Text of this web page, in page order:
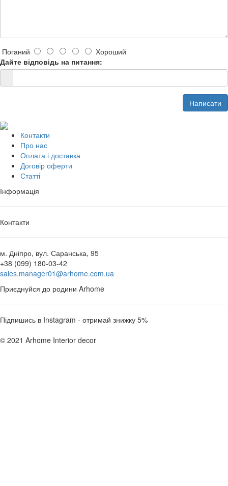
Поганий
Хороший
Дайте відповідь на питання:
Написати
Контакти
Про нас
Оплата і доставка
Договір оферти
Статті
Інформація
Контакти
м. Дніпро, вул. Саранська, 95
+38 (099) 180-03-42
sales.manager01@arhome.com.ua
Приєднуйся до родини Arhome
Підпишись в Instagram - отримай знижку 5%
© 2021 Arhome Interior decor